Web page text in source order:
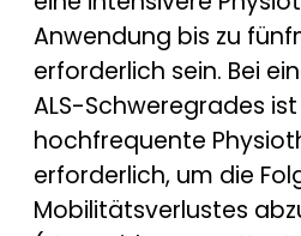
Anwendung bis zu
erforderlich sein. Bei
ALS-Schweregrades
hochfrequente
erforderlich, um die
Mobilitätsverlustes